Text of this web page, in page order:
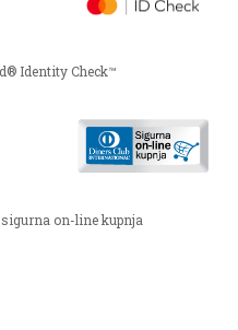
Identity Check™
sigurna on-line kupnja